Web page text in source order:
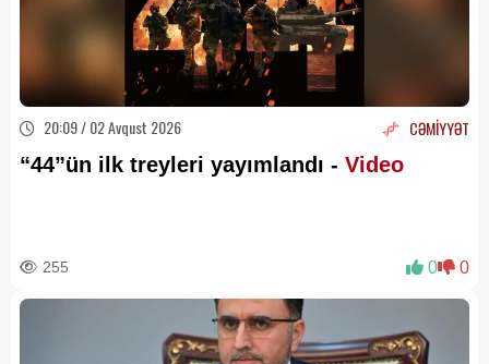
20:09 / 02 Avqust 2026 CƏMİYYƏT
“44”ün ilk treyleri yayımlandı - Video
255 0 0